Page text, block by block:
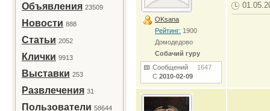
Объявления 23509
Новости 888
Статьи 2052
Клички 9913
Выставки 253
Развлечения 31
Пользователи 58644
OKsana
Рейтинг: 1900
Домодедово
Собачий гуру
Сообщений 1647
С 2010-02-09